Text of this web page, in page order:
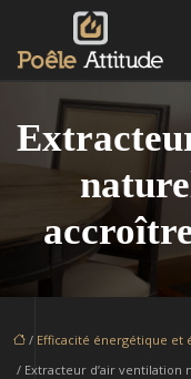
/ Efficacité énergétique et
/ Extracteur d’air ventilation